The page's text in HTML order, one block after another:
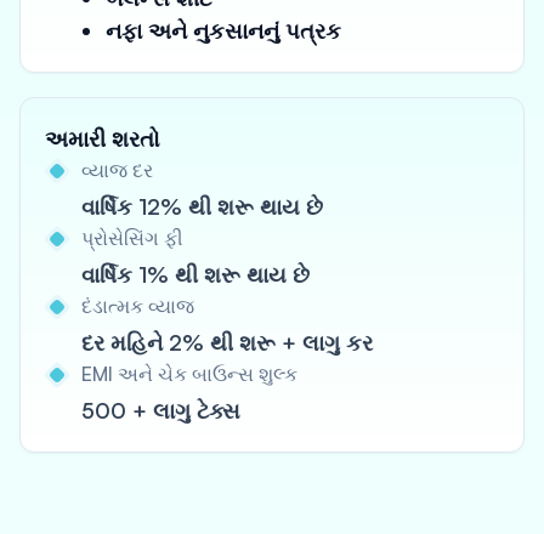
નફા અને નુકસાનનું પત્રક
અમારી શરતો
વ્યાજ દર
વાર્ષિક 12% થી શરૂ થાય છે
પ્રોસેસિંગ ફી
વાર્ષિક 1% થી શરૂ થાય છે
દંડાત્મક વ્યાજ
દર મહિને 2% થી શરૂ + લાગુ કર
EMI અને ચેક બાઉન્સ શુલ્ક
500 + લાગુ ટેક્સ